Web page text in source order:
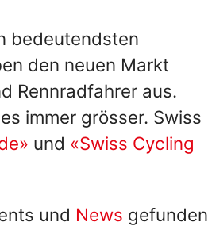
bedeutendsten
den neuen Markt
Rennradfahrer aus.
immer grösser. Swiss
und «Swiss Cycling
und News gefunden